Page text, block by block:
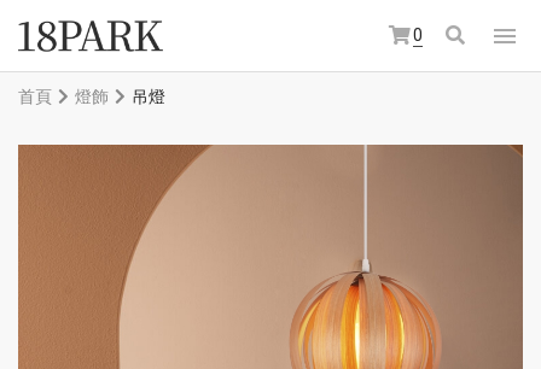
0
首頁 燈飾 吊燈